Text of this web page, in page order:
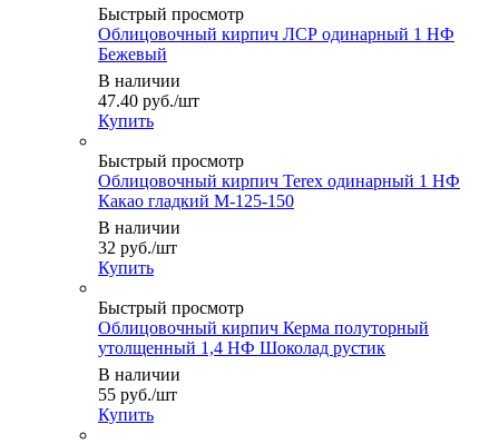
Быстрый просмотр
Облицовочный кирпич ЛСР одинарный 1 НФ
Бежевый
В наличии
47.40 руб./шт
Купить
Быстрый просмотр
Облицовочный кирпич Terex одинарный 1 НФ
Какао гладкий М-125-150
В наличии
32 руб./шт
Купить
Быстрый просмотр
Облицовочный кирпич Керма полуторный
утолщенный 1,4 НФ Шоколад рустик
В наличии
55 руб./шт
Купить